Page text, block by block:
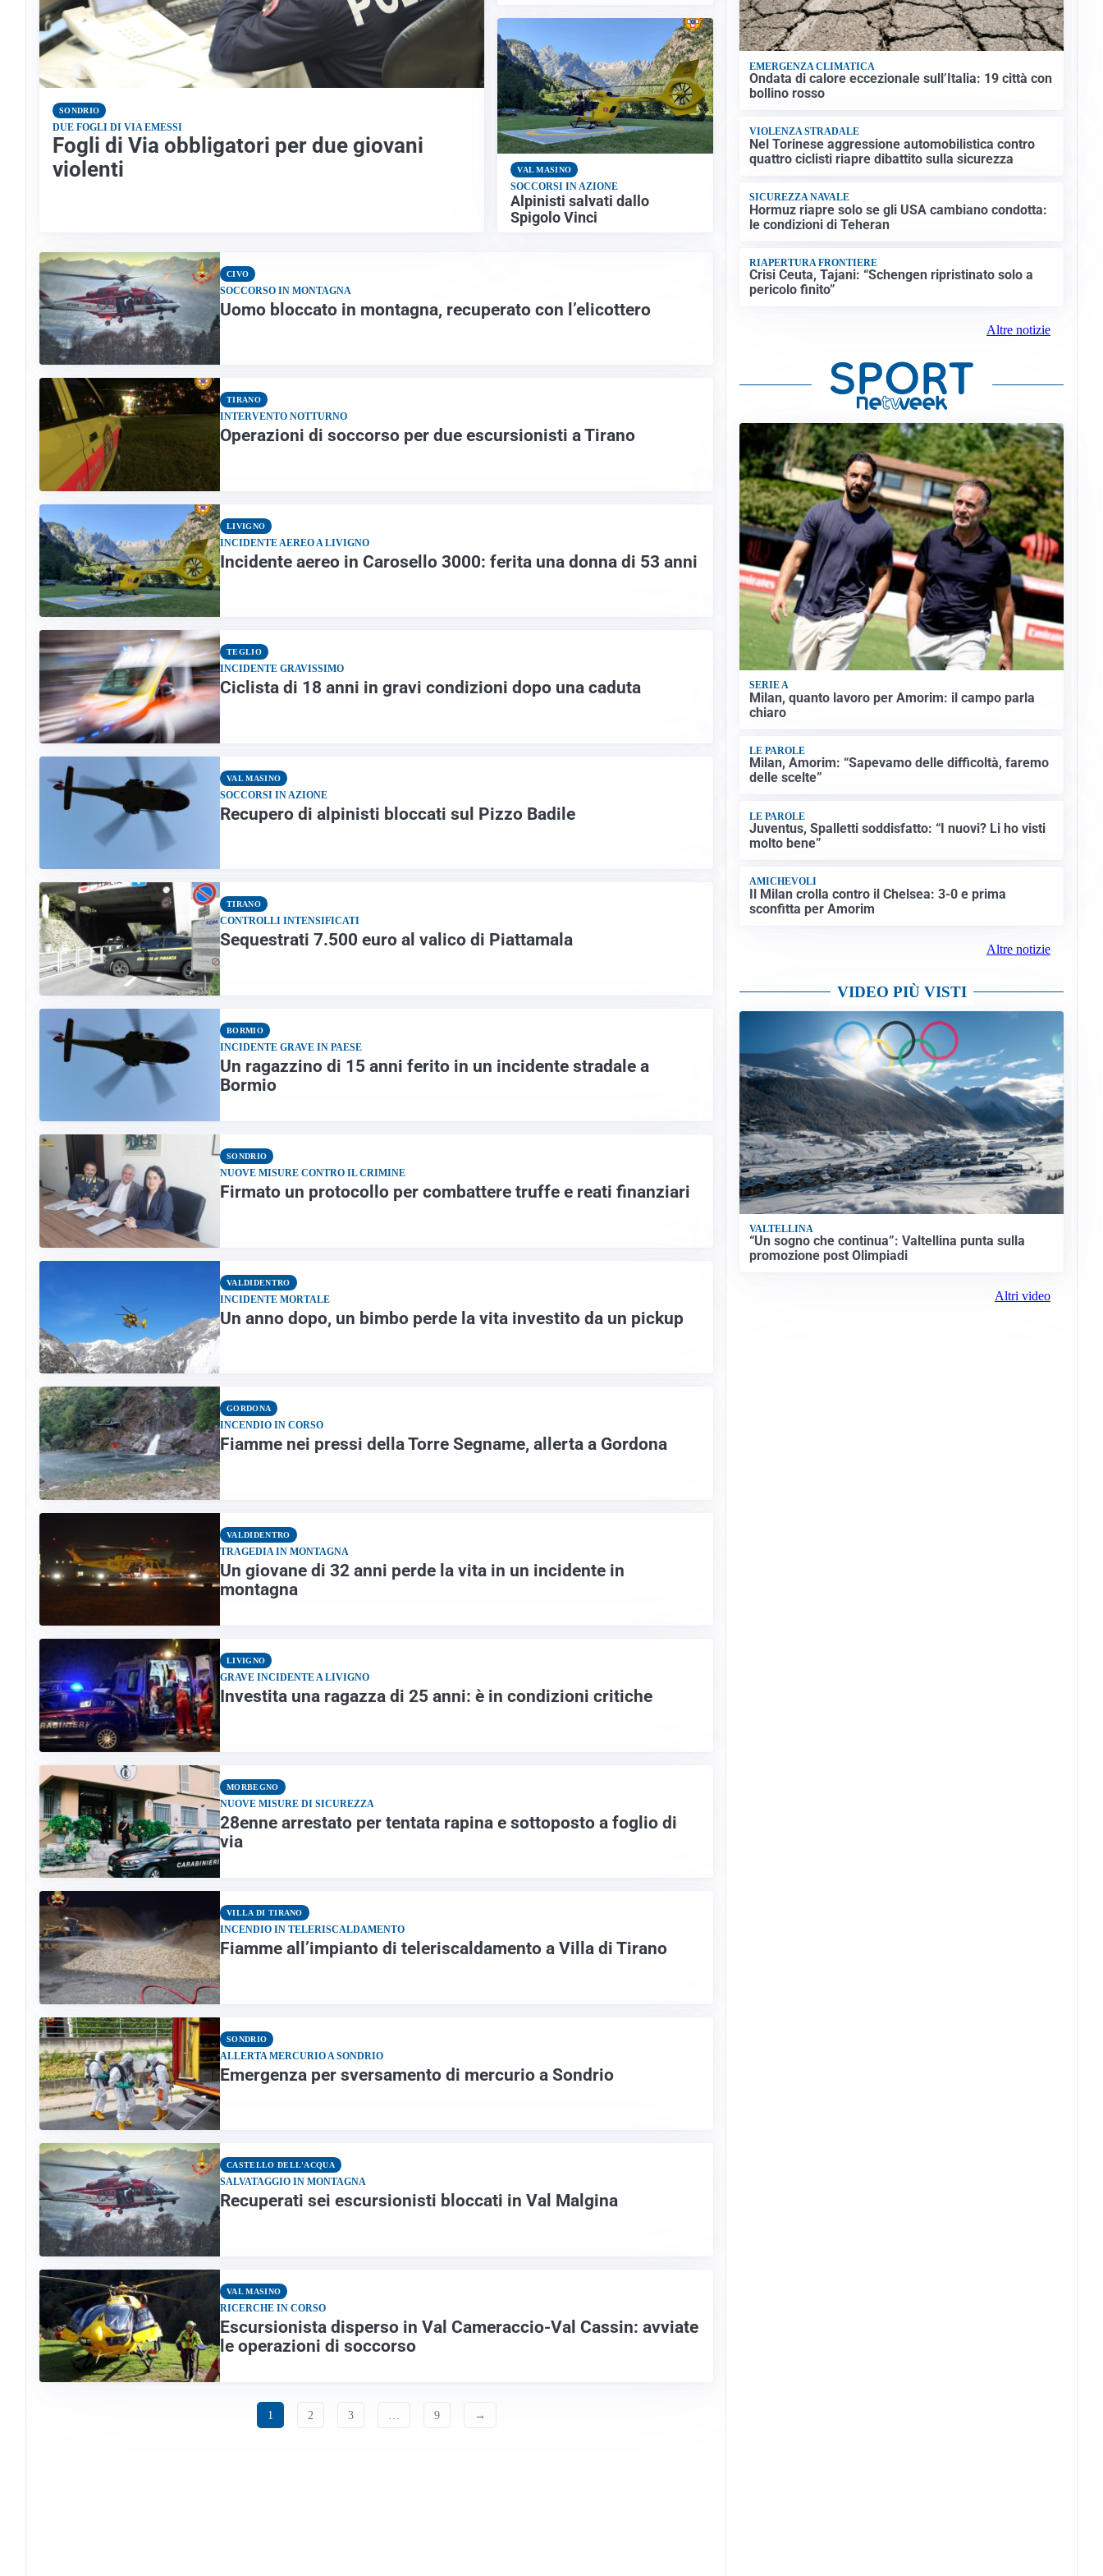
SONDRIO
DUE FOGLI DI VIA EMESSI
Fogli di Via obbligatori per due giovani
violenti
VAL MASINO
SOCCORSI IN AZIONE
Alpinisti salvati dallo
Spigolo Vinci
CIVO
SOCCORSO IN MONTAGNA
Uomo bloccato in montagna, recuperato con l’elicottero
TIRANO
INTERVENTO NOTTURNO
Operazioni di soccorso per due escursionisti a Tirano
LIVIGNO
INCIDENTE AEREO A LIVIGNO
Incidente aereo in Carosello 3000: ferita una donna di 53 anni
TEGLIO
INCIDENTE GRAVISSIMO
Ciclista di 18 anni in gravi condizioni dopo una caduta
VAL MASINO
SOCCORSI IN AZIONE
Recupero di alpinisti bloccati sul Pizzo Badile
TIRANO
CONTROLLI INTENSIFICATI
Sequestrati 7.500 euro al valico di Piattamala
BORMIO
INCIDENTE GRAVE IN PAESE
Un ragazzino di 15 anni ferito in un incidente stradale a
Bormio
SONDRIO
NUOVE MISURE CONTRO IL CRIMINE
Firmato un protocollo per combattere truffe e reati finanziari
VALDIDENTRO
INCIDENTE MORTALE
Un anno dopo, un bimbo perde la vita investito da un pickup
GORDONA
INCENDIO IN CORSO
Fiamme nei pressi della Torre Segname, allerta a Gordona
VALDIDENTRO
TRAGEDIA IN MONTAGNA
Un giovane di 32 anni perde la vita in un incidente in
montagna
LIVIGNO
GRAVE INCIDENTE A LIVIGNO
Investita una ragazza di 25 anni: è in condizioni critiche
MORBEGNO
NUOVE MISURE DI SICUREZZA
28enne arrestato per tentata rapina e sottoposto a foglio di
via
VILLA DI TIRANO
INCENDIO IN TELERISCALDAMENTO
Fiamme all’impianto di teleriscaldamento a Villa di Tirano
SONDRIO
ALLERTA MERCURIO A SONDRIO
Emergenza per sversamento di mercurio a Sondrio
CASTELLO DELL'ACQUA
SALVATAGGIO IN MONTAGNA
Recuperati sei escursionisti bloccati in Val Malgina
VAL MASINO
RICERCHE IN CORSO
Escursionista disperso in Val Cameraccio-Val Cassin: avviate
le operazioni di soccorso
1 2 3 9 →
EMERGENZA CLIMATICA
Ondata di calore eccezionale sull’Italia: 19 città con
bollino rosso
VIOLENZA STRADALE
Nel Torinese aggressione automobilistica contro
quattro ciclisti riapre dibattito sulla sicurezza
SICUREZZA NAVALE
Hormuz riapre solo se gli USA cambiano condotta:
le condizioni di Teheran
RIAPERTURA FRONTIERE
Crisi Ceuta, Tajani: “Schengen ripristinato solo a
pericolo finito”
Altre notizie
SERIE A
Milan, quanto lavoro per Amorim: il campo parla
chiaro
LE PAROLE
Milan, Amorim: “Sapevamo delle difficoltà, faremo
delle scelte”
LE PAROLE
Juventus, Spalletti soddisfatto: “I nuovi? Li ho visti
molto bene”
AMICHEVOLI
Il Milan crolla contro il Chelsea: 3-0 e prima
sconfitta per Amorim
Altre notizie
VIDEO PIÙ VISTI
VALTELLINA
“Un sogno che continua”: Valtellina punta sulla
promozione post Olimpiadi
Altri video